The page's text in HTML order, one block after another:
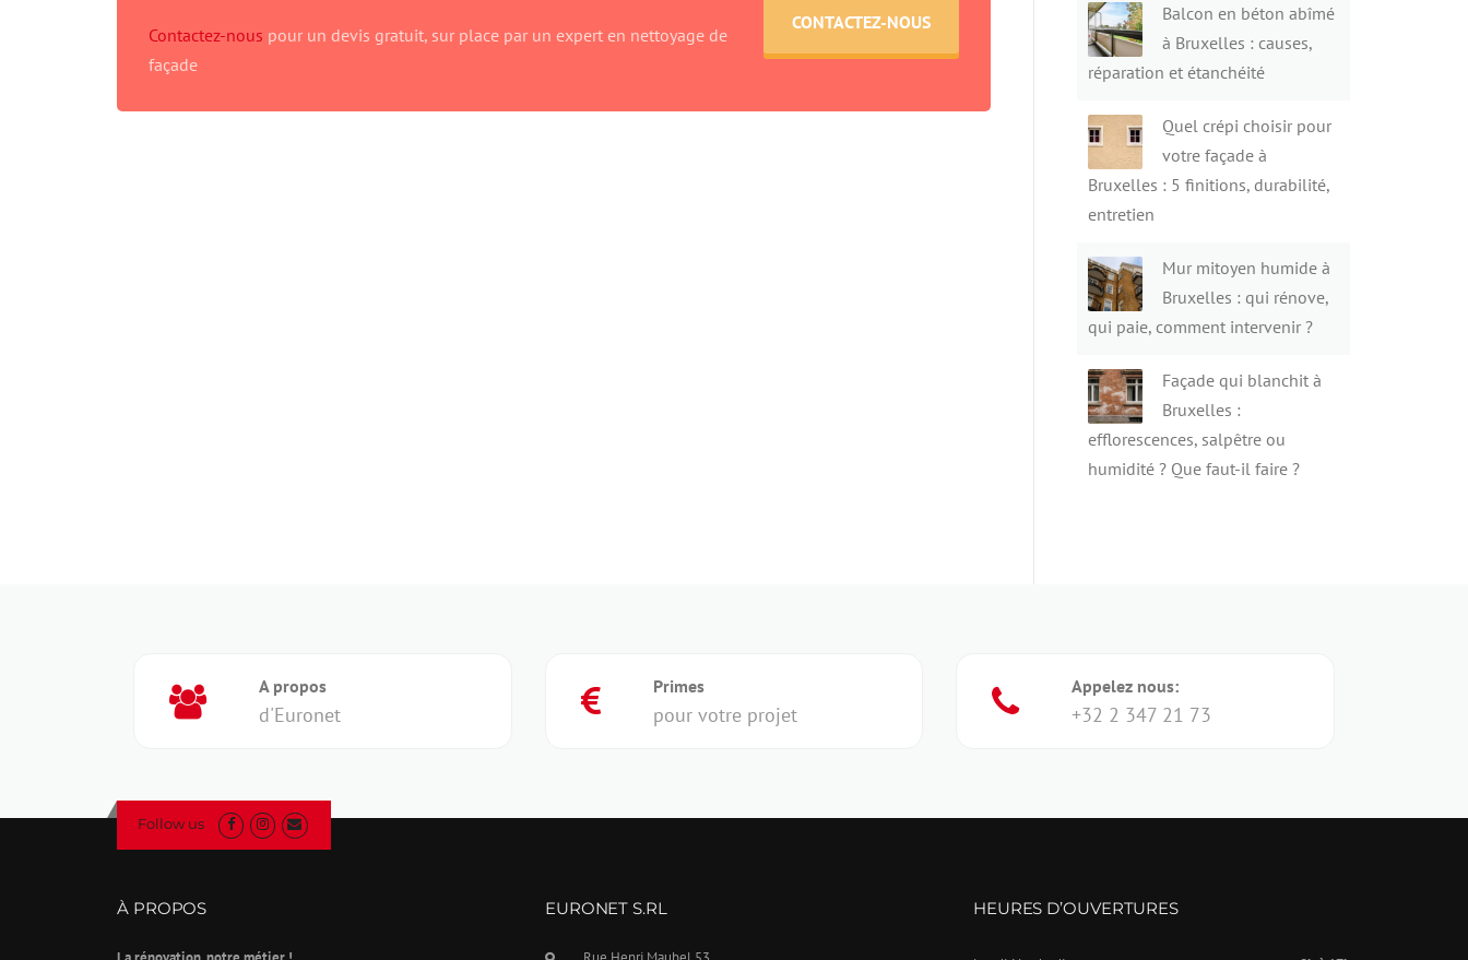
Contactez-nous pour un devis gratuit, sur place par un expert en nettoyage de
façade
CONTACTEZ-NOUS
Balcon en béton abîmé
à Bruxelles : causes,
réparation et étanchéité
Quel crépi choisir pour
votre façade à
Bruxelles : 5 finitions, durabilité,
entretien
Mur mitoyen humide à
Bruxelles : qui rénove,
qui paie, comment intervenir ?
Façade qui blanchit à
Bruxelles :
efflorescences, salpêtre ou
humidité ? Que faut-il faire ?
A propos
d'Euronet
Primes
pour votre projet
Appelez nous:
+32 2 347 21 73
Follow us
À PROPOS EURONET S.RL HEURES D’OUVERTURES